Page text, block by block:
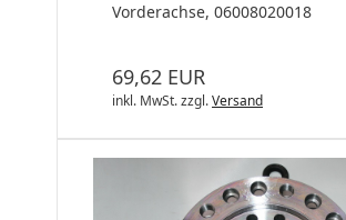
Vorderachse, 06008020018
69,62 EUR
inkl. MwSt.zzgl.Versand